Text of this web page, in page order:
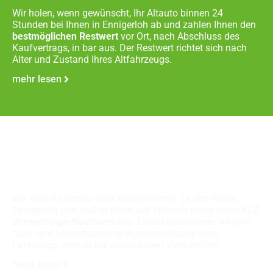
Wir holen, wenn gewünscht, Ihr Altauto binnen 24
Stunden bei Ihnen in Ennigerloh ab und zahlen Ihnen den
bestmöglichen Restwert vor Ort, nach Abschluss des
Kaufvertrags, in bar aus. Der Restwert richtet sich nach
Alter und Zustand Ihres Altfahrzeugs.
mehr lesen